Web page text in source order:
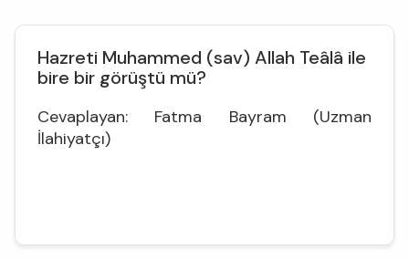
Hazreti Muhammed (sav) Allah Teâlâ ile
bire bir görüştü mü?
Cevaplayan: Fatma Bayram (Uzman
İlahiyatçı)